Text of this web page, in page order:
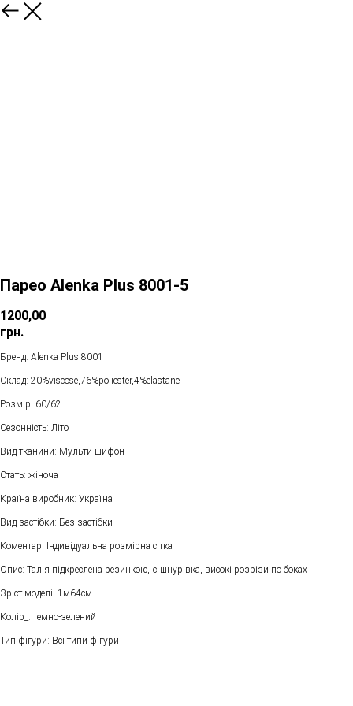
Парео Alenka Plus 8001-5
1200,00
грн.
Бренд: Alenka Plus 8001
Склад: 20%viscose,76%poliester,4%elastane
Розмір: 60/62
Сезонність: Літо
Вид тканини: Мульти-шифон
Стать: жіноча
Країна виробник: Україна
Вид застібки: Без застібки
Коментар: Індивідуальна розмірна сітка
Опис: Талія підкреслена резинкою, є шнурівка, високі розрізи по боках
Зріст моделі: 1м64см
Колір_: темно-зелений
Тип фігури: Всі типи фігури